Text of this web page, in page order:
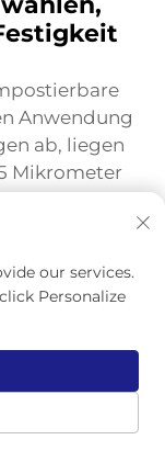
Anwendung
ab, liegen
Mikrometer
Im
Festigkeit
durch
our services.
Personalize